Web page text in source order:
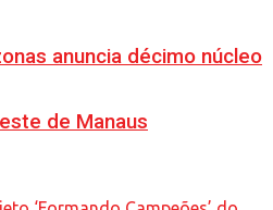
anuncia décimo núcleo
de Manaus